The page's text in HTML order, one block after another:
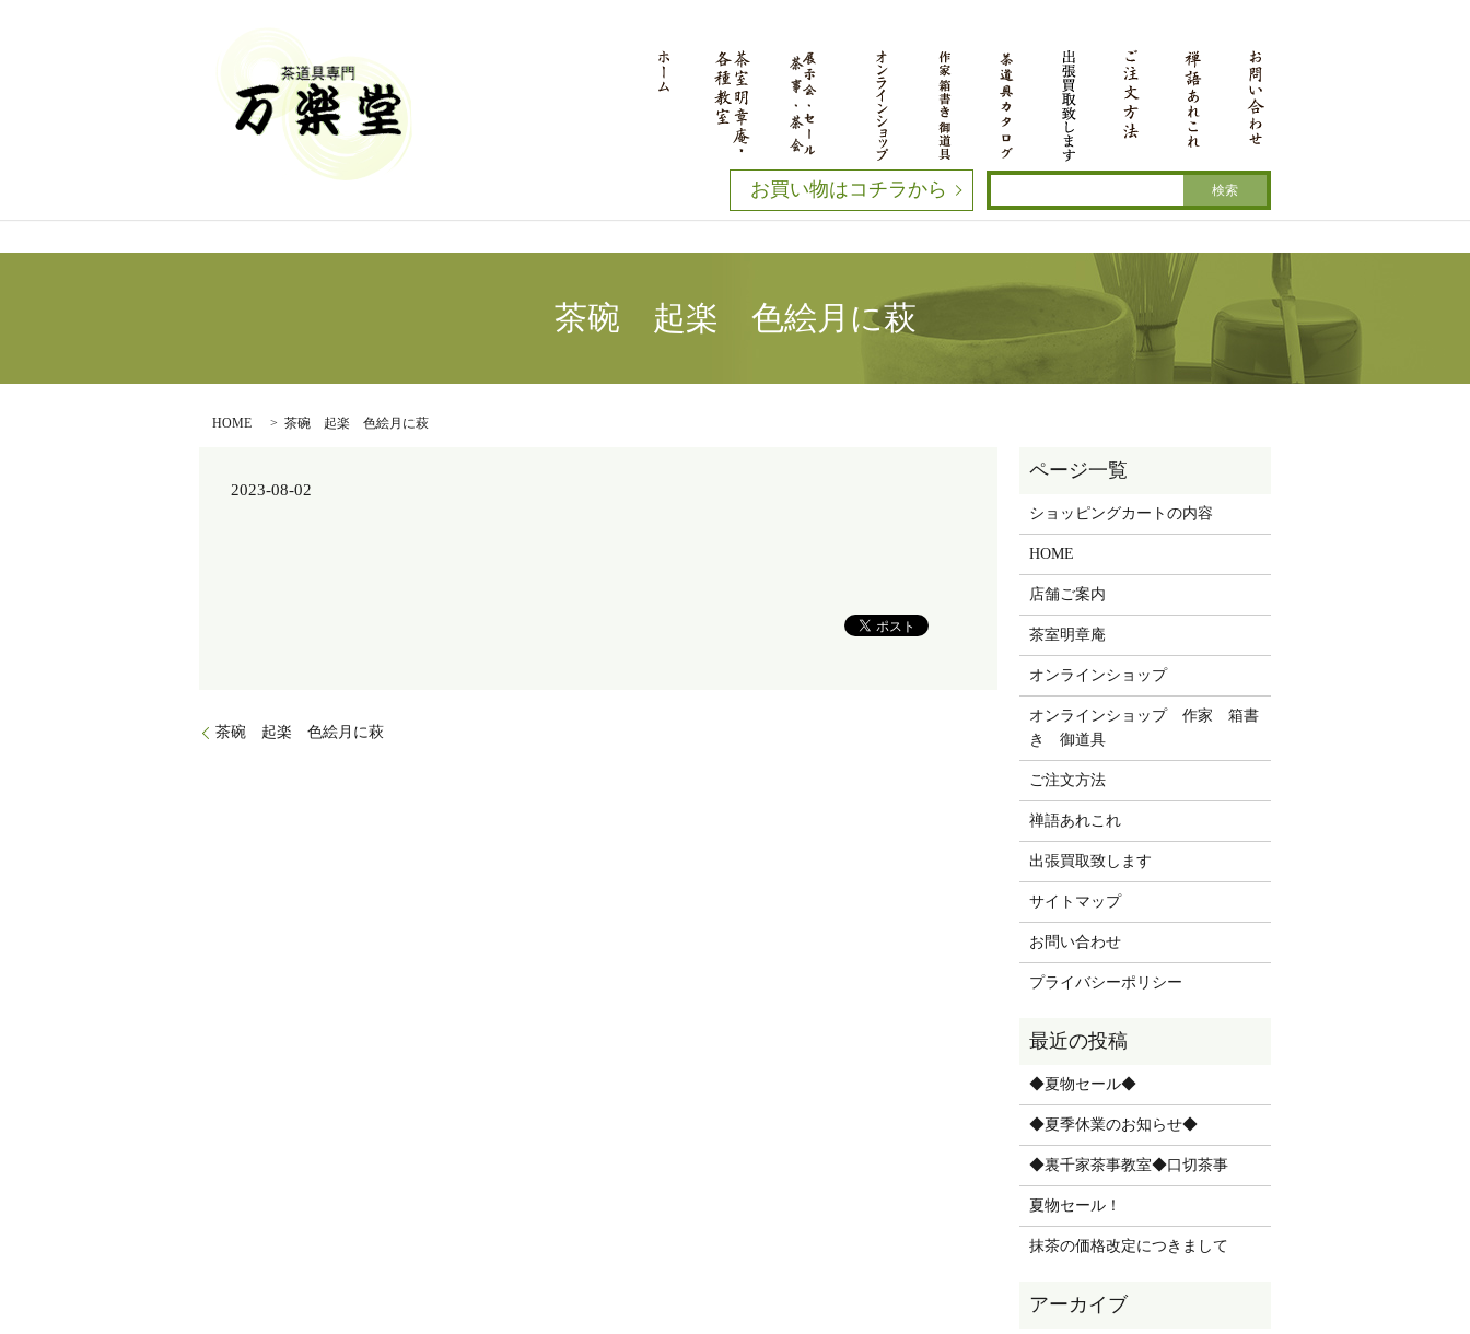
お買い物はコチラから
茶碗 起楽 色絵月に萩
HOME 茶碗 起楽 色絵月に萩
2023-08-02
茶碗 起楽 色絵月に萩
ショッピングカートの内容
HOME
店舗ご案内
茶室明章庵
オンラインショップ
オンラインショップ 作家 箱書
き 御道具
ご注文方法
禅語あれこれ
出張買取致します
サイトマップ
お問い合わせ
プライバシーポリシー
◆夏物セール◆
◆夏季休業のお知らせ◆
◆裏千家茶事教室◆口切茶事
夏物セール！
抹茶の価格改定につきまして